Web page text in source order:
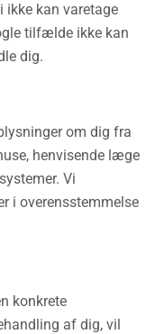
ikke kan varetage
tilfælde ikke kan
dig.
om dig fra
henvisende læge
Vi
i overensstemmelse
konkrete
af dig, vil